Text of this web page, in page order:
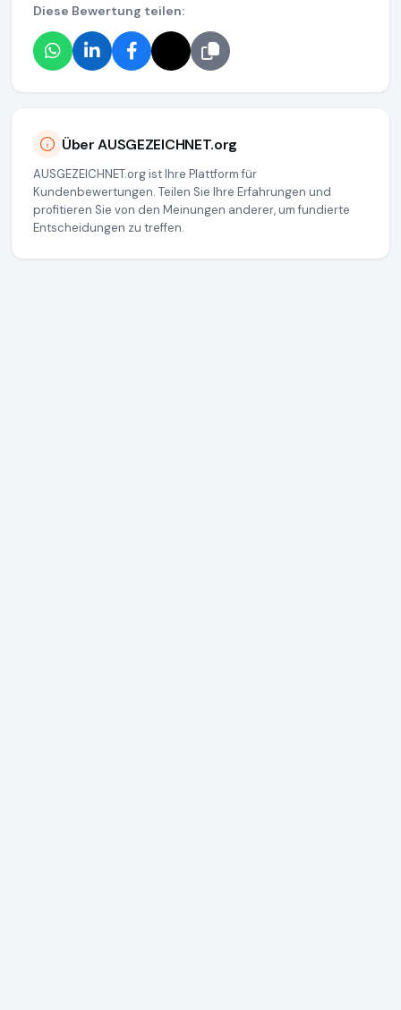
Diese Bewertung teilen:
Über AUSGEZEICHNET.org
AUSGEZEICHNET.org ist Ihre Plattform für
Kundenbewertungen. Teilen Sie Ihre Erfahrungen und
profitieren Sie von den Meinungen anderer, um fundierte
Entscheidungen zu treffen.